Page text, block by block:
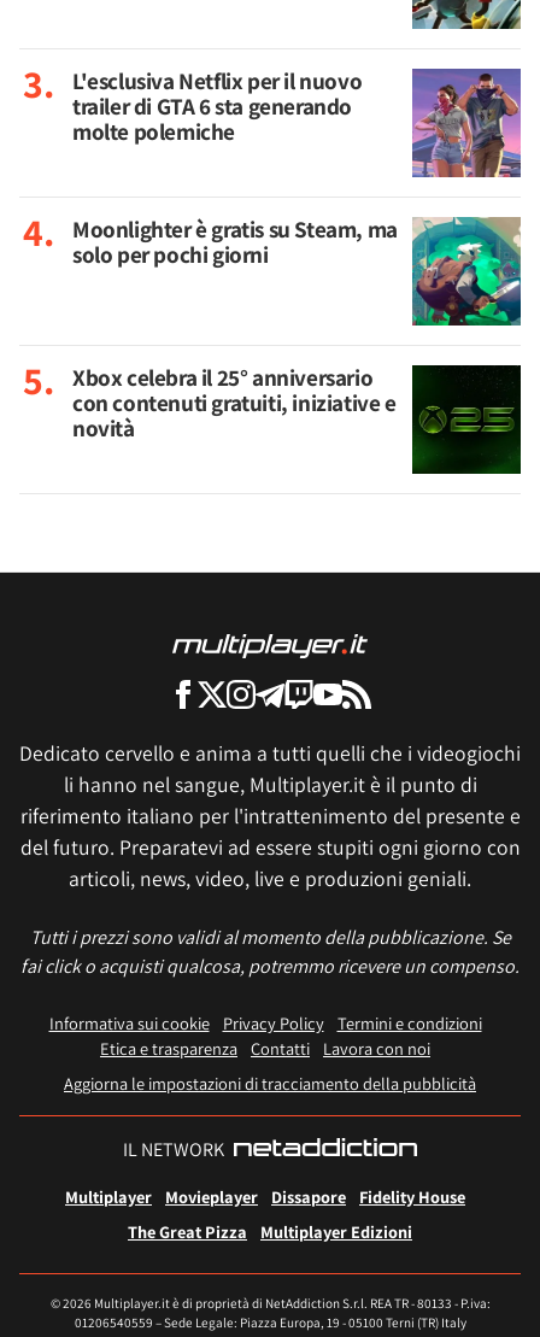
L'esclusiva Netflix per il nuovo
trailer di GTA 6 sta generando
molte polemiche
Moonlighter è gratis su Steam, ma
solo per pochi giorni
Xbox celebra il 25° anniversario
con contenuti gratuiti, iniziative e
novità
Dedicato cervello e anima a tutti quelli che i videogiochi
li hanno nel sangue, Multiplayer.it è il punto di
riferimento italiano per l'intrattenimento del presente e
del futuro. Preparatevi ad essere stupiti ogni giorno con
articoli, news, video, live e produzioni geniali.
Tutti i prezzi sono validi al momento della pubblicazione. Se
fai click o acquisti qualcosa, potremmo ricevere un compenso.
Informativa sui cookie Privacy Policy
Termini e condizioni
Etica e trasparenza Contatti
Lavora con noi
Aggiorna le impostazioni di tracciamento della pubblicità
IL NETWORK
Multiplayer Movieplayer Dissapore
Fidelity House
The Great Pizza
Multiplayer Edizioni
© 2026 Multiplayer.it è di proprietà di NetAddiction S.r.l. REA TR - 80133 - P.iva:
01206540559 – Sede Legale: Piazza Europa, 19 - 05100 Terni (TR) Italy